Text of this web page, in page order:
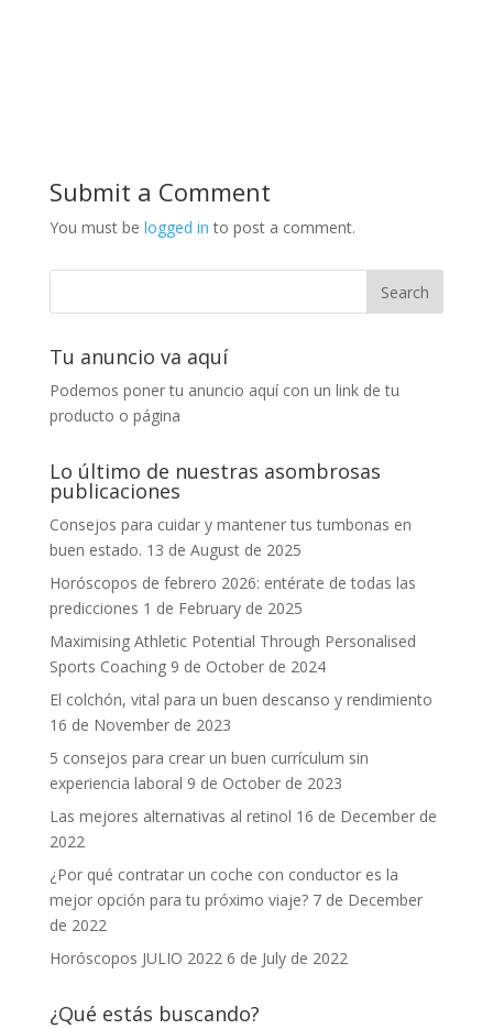
Submit a Comment
You must be logged in to post a comment.
Tu anuncio va aquí
Podemos poner tu anuncio aquí con un link de tu
producto o página
Lo último de nuestras asombrosas
publicaciones
Consejos para cuidar y mantener tus tumbonas en
buen estado. 13 de August de 2025
Horóscopos de febrero 2026: entérate de todas las
predicciones 1 de February de 2025
Maximising Athletic Potential Through Personalised
Sports Coaching 9 de October de 2024
El colchón, vital para un buen descanso y rendimiento
16 de November de 2023
5 consejos para crear un buen currículum sin
experiencia laboral 9 de October de 2023
Las mejores alternativas al retinol 16 de December de
2022
¿Por qué contratar un coche con conductor es la
mejor opción para tu próximo viaje? 7 de December
de 2022
Horóscopos JULIO 2022 6 de July de 2022
¿Qué estás buscando?